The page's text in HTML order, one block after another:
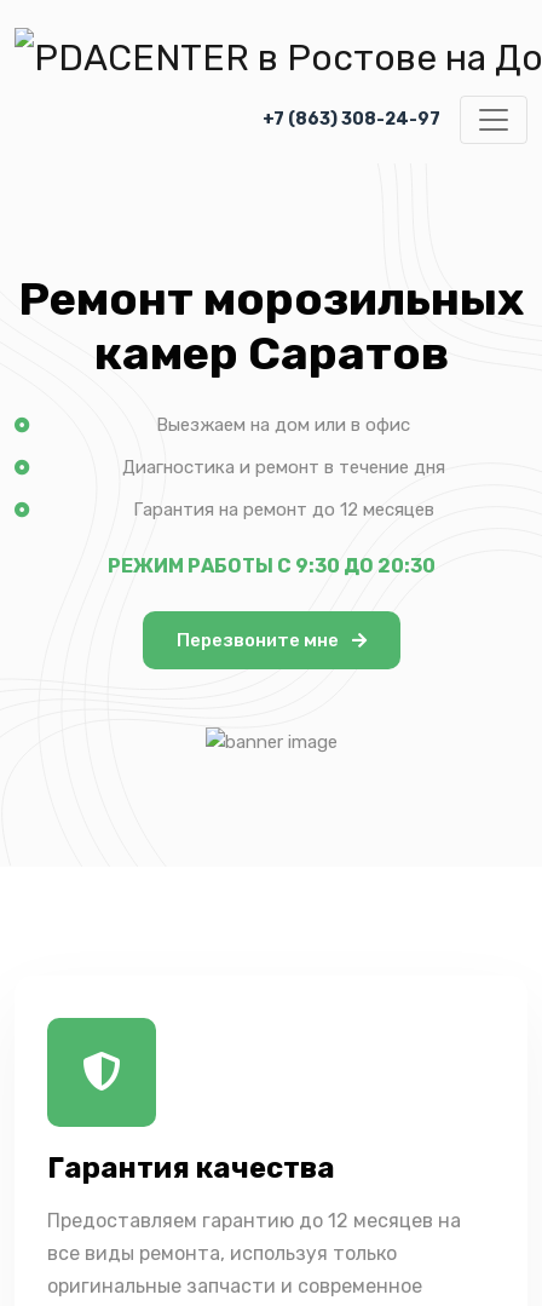
+7 (863) 308-24-97
Ремонт морозильных
камер Саратов
Выезжаем на дом или в офис
Диагностика и ремонт в течение дня
Гарантия на ремонт до 12 месяцев
РЕЖИМ РАБОТЫ С 9:30 ДО 20:30
Перезвоните мне
Гарантия качества
Предоставляем гарантию до 12 месяцев на
все виды ремонта, используя только
оригинальные запчасти и современное